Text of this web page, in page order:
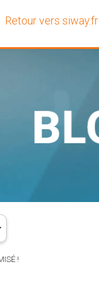
Retour vers siway.fr
!